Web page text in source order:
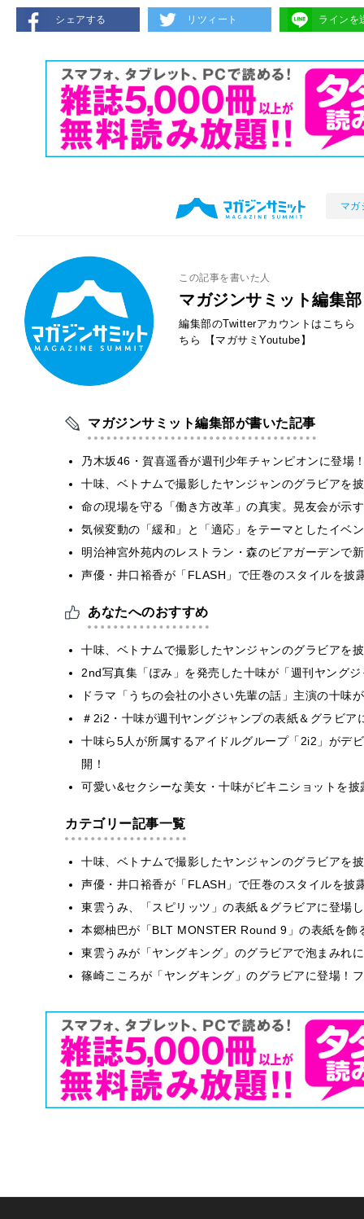
シェアする リツィート ラインを
マガ
この記事を書いた人
マガジンサミット編集部
編集部のTwitterアカウントはこちら
ちら
【マガサミYoutube】
マガジンサミット編集部が書いた記事
乃木坂46・賀喜遥香が週刊少年チャンピオンに登
十味、ベトナムで撮影したヤンジャンのグラビアを
命の現場を守る「働き方改革」の真実。晃友会が示
気候変動の「緩和」と「適応」をテーマとしたイベ
明治神宮外苑内のレストラン・森のビアガーデンで
声優・井口裕香が「FLASH」で圧巻のスタイルを
あなたへのおすすめ
十味、ベトナムで撮影したヤンジャンのグラビアを
2nd写真集「ぽみ」を発売した十味が「週刊ヤング
ドラマ「うちの会社の小さい先輩の話」主演の十味
＃2i2・十味が週刊ヤングジャンプの表紙＆グラビ
十味ら5人が所属するアイドルグループ「2i2」がデ
開！
可愛い&セクシーな美女・十味がビキニショットを
カテゴリー記事一覧
十味、ベトナムで撮影したヤンジャンのグラビアを
声優・井口裕香が「FLASH」で圧巻のスタイルを
東雲うみ、「スピリッツ」の表紙＆グラビアに登場
本郷柚巴が「BLT MONSTER Round 9」の表紙を
東雲うみが「ヤングキング」のグラビアで泡まみれ
篠崎こころが「ヤングキング」のグラビアに登場！